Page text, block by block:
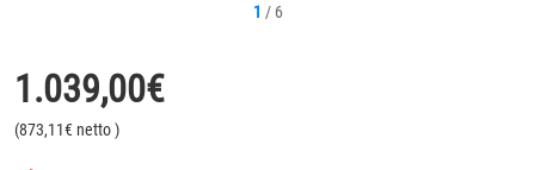
1 / 6
1.039,00€
(873,11€ netto)